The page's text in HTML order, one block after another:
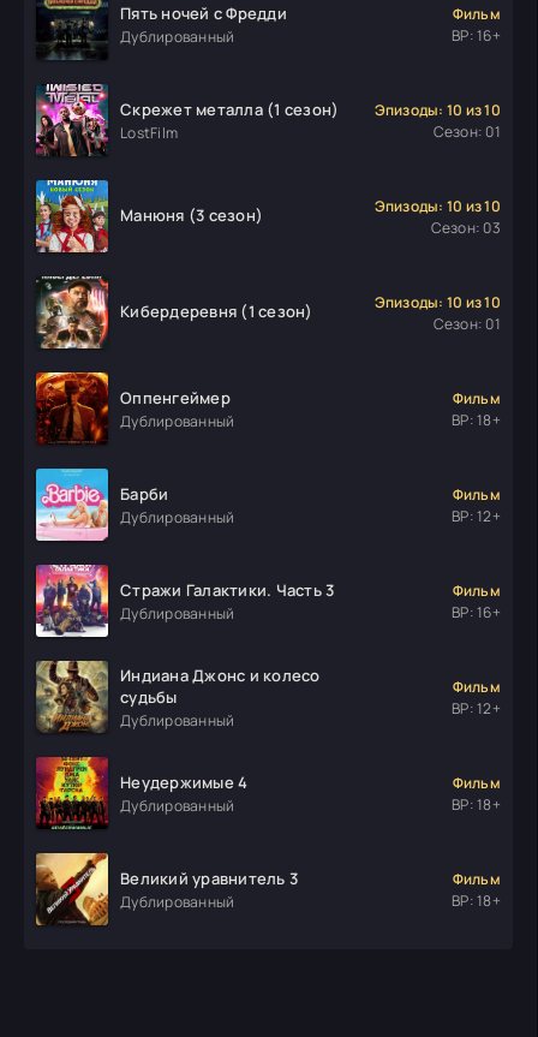
Пять ночей с Фредди
Дублированный
Фильм
ВР: 16+
Скрежет металла (1 сезон)
LostFilm
Эпизоды: 10 из 10
Сезон: 01
Манюня (3 сезон)
Эпизоды: 10 из 10
Сезон: 03
Кибердеревня (1 сезон)
Эпизоды: 10 из 10
Сезон: 01
Оппенгеймер
Дублированный
Фильм
ВР: 18+
Барби
Дублированный
Фильм
ВР: 12+
Стражи Галактики. Часть 3
Дублированный
Фильм
ВР: 16+
Индиана Джонс и колесо
судьбы
Дублированный
Фильм
ВР: 12+
Неудержимые 4
Дублированный
Фильм
ВР: 18+
Великий уравнитель 3
Дублированный
Фильм
ВР: 18+